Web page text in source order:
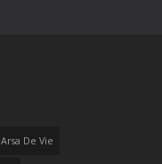
Arsa De Vie